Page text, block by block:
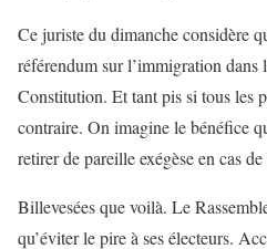
Ce juriste du dimanche considère
référendum sur l’immigration dans
Constitution. Et tant pis si tous les
contraire. On imagine le bénéfice
retirer de pareille exégèse en cas
Billevesées que voilà. Le
qu’éviter le pire à ses électeurs.